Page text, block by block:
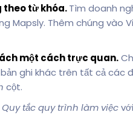
theo từ khóa.Tìm doanh
Mapsly. Thêm chúng vào
một cách trực quan.
ghi khác trên tất cả các
cột.
Quy tắc quy trình làm việcvới